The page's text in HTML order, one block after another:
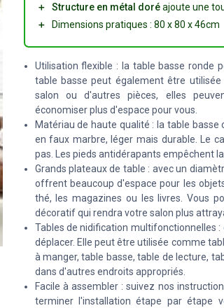
＋
Structure en métal doréajoute une
＋
Dimensions pratiques : 80 x 80 x 46cm
Utilisation flexible : la table basse ronde
table basse peut également être
salon ou d'autres pièces, elles
économiser plus d'espace pour vous.
Matériau de haute qualité : la table
en faux marbre, léger mais durable. Le
pas. Les pieds antidérapants empêchent
Grands plateaux de table : avec un
offrent beaucoup d'espace pour les
thé, les magazines ou les livres. Vous
décoratif qui rendra votre salon plus
Tables de nidification multifonctionnelles
déplacer. Elle peut être utilisée comme
à manger, table basse, table de lecture,
dans d'autres endroits appropriés.
Facile à assembler : suivez nos
terminer l'installation étape par étape